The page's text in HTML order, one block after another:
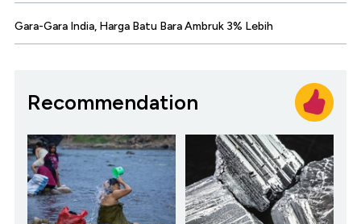
Gara-Gara India, Harga Batu Bara Ambruk 3% Lebih
Recommendation